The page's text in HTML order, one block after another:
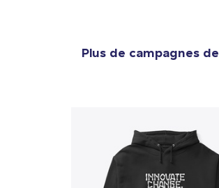
Plus de campagnes de